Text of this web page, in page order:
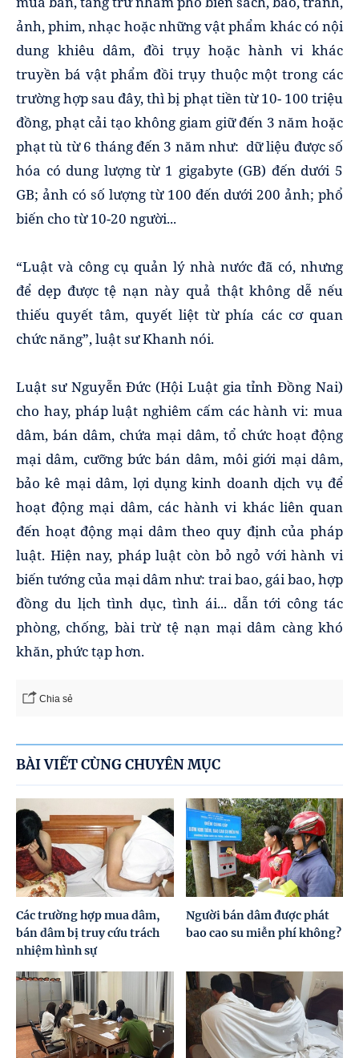
ảnh, phim, nhạc hoặc những vật phẩm khác có nội
dung khiêu dâm, đồi trụy hoặc hành vi khác
truyền bá vật phẩm đồi trụy thuộc một trong các
trường hợp sau đây, thì bị phạt tiền từ 10- 100 triệu
đồng, phạt cải tạo không giam giữ đến 3 năm hoặc
phạt tù từ 6 tháng đến 3 năm như: dữ liệu được số
hóa có dung lượng từ 1 gigabyte (GB) đến dưới 5
GB; ảnh có số lượng từ 100 đến dưới 200 ảnh; phổ
biến cho từ 10-20 người...
“Luật và công cụ quản lý nhà nước đã có, nhưng
để dẹp được tệ nạn này quả thật không dễ nếu
thiếu quyết tâm, quyết liệt từ phía các cơ quan
chức năng”, luật sư Khanh nói.
Luật sư Nguyễn Đức (Hội Luật gia tỉnh Đồng Nai)
cho hay, pháp luật nghiêm cấm các hành vi: mua
dâm, bán dâm, chứa mại dâm, tổ chức hoạt động
mại dâm, cưỡng bức bán dâm, môi giới mại dâm,
bảo kê mại dâm, lợi dụng kinh doanh dịch vụ để
hoạt động mại dâm, các hành vi khác liên quan
đến hoạt động mại dâm theo quy định của pháp
luật. Hiện nay, pháp luật còn bỏ ngỏ với hành vi
biến tướng của mại dâm như: trai bao, gái bao, hợp
đồng du lịch tình dục, tình ái... dẫn tới công tác
phòng, chống, bài trừ tệ nạn mại dâm càng khó
khăn, phức tạp hơn.
Chia sẻ
BÀI VIẾT CÙNG CHUYÊN MỤC
Các trường hợp mua dâm,
bán dâm bị truy cứu trách
nhiệm hình sự
Người bán dâm được phát
bao cao su miễn phí không?